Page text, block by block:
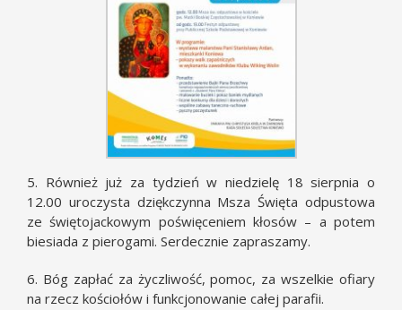
5. Również już za tydzień w niedzielę 18 sierpnia o
12.00 uroczysta dziękczynna Msza Święta odpustowa
ze świętojackowym poświęceniem kłosów – a potem
biesiada z pierogami. Serdecznie zapraszamy.
6. Bóg zapłać za życzliwość, pomoc, za wszelkie ofiary
na rzecz kościołów i funkcjonowanie całej parafii.